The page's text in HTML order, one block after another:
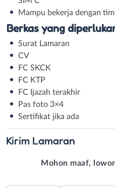
Mampu bekerja dengan tim
Berkas yang
Surat Lamaran
CV
FC SKCK
FC KTP
FC Ijazah terakhir
Pas foto 3×4
Sertifikat jika ada
Kirim Lamaran
Mohon maaf,